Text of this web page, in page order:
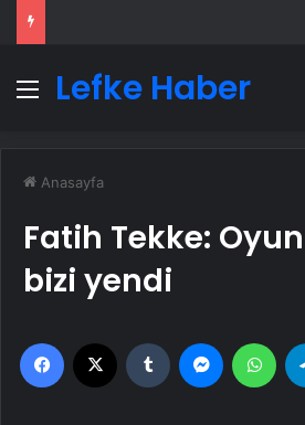
Menü
Lefke Haber
Anasayfa
Fatih Tekke:
bizi yendi
Facebook Tumblr Messenger